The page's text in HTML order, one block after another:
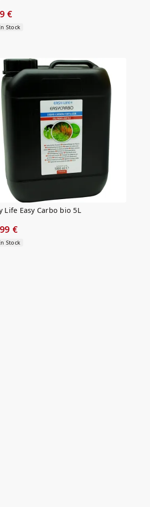
€
Stock
Life Easy Carbo bio 5L
€
Stock